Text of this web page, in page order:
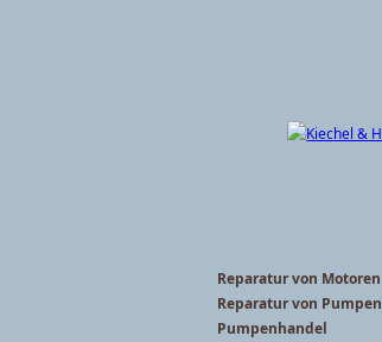
Reparatur von Motoren
Reparatur von Pumpen
Pumpenhandel